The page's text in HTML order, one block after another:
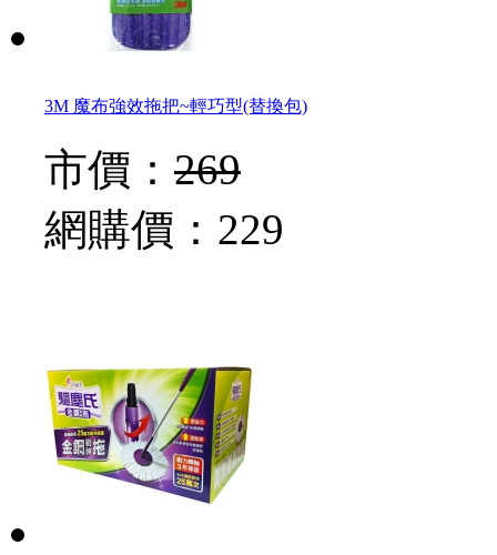
3M 魔布強效拖把~輕巧型(替換包)
市價： 269
網購價： 229